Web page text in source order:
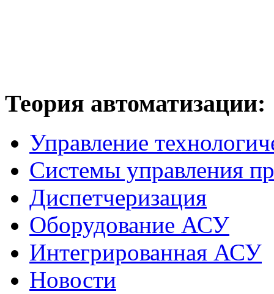
Теория автоматизации:
Управление
Системы управления
Диспетчеризация
Оборудование АСУ
Интегрированная АСУ
Новости